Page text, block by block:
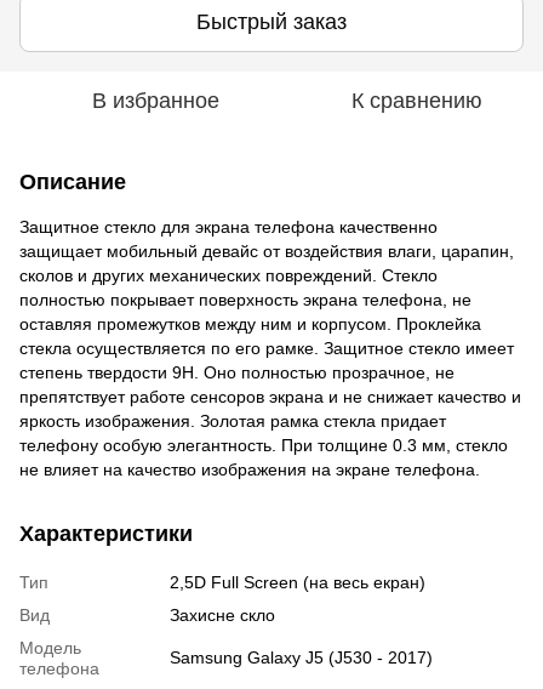
Быстрый заказ
В избранное К сравнению
Описание
Защитное стекло для экрана телефона качественно
защищает мобильный девайс от воздействия влаги, царапин,
сколов и других механических повреждений. Стекло
полностью покрывает поверхность экрана телефона, не
оставляя промежутков между ним и корпусом. Проклейка
стекла осуществляется по его рамке. Защитное стекло имеет
степень твердости 9Н. Оно полностью прозрачное, не
препятствует работе сенсоров экрана и не снижает качество и
яркость изображения. Золотая рамка стекла придает
телефону особую элегантность. При толщине 0.3 мм, стекло
не влияет на качество изображения на экране телефона.
Характеристики
Тип
2,5D Full Screen (на весь екран)
Вид
Захисне скло
Модель
телефона
Samsung Galaxy J5 (J530 - 2017)